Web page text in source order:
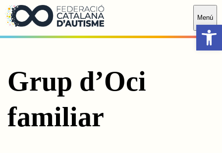
Saltar al contingut principal
Menú
Grup d’Oci
familiar